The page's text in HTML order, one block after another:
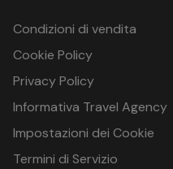
Condizioni di vendita
Cookie Policy
Privacy Policy
Informativa Travel Agency
Impostazioni dei Cookie
Termini di Servizio